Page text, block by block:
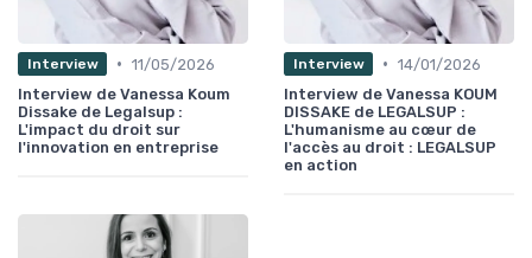
Interview • 11/05/2026
Interview de Vanessa Koum
Dissake de Legalsup :
L'impact du droit sur
l'innovation en entreprise
Interview • 14/01/2026
Interview de Vanessa KOUM
DISSAKE de LEGALSUP :
L'humanisme au cœur de
l'accès au droit : LEGALSUP
en action